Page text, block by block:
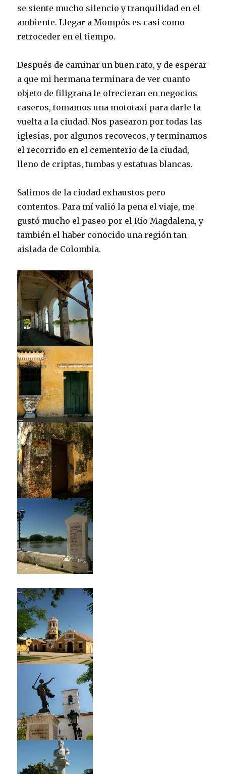
se siente mucho silencio y tranquilidad en el
ambiente. Llegar a Mompós es casi como
retroceder en el tiempo.
Después de caminar un buen rato, y de esperar
a que mi hermana terminara de ver cuanto
objeto de filigrana le ofrecieran en negocios
caseros, tomamos una mototaxi para darle la
vuelta a la ciudad. Nos pasearon por todas las
iglesias, por algunos recovecos, y terminamos
el recorrido en el cementerio de la ciudad,
lleno de criptas, tumbas y estatuas blancas.
Salimos de la ciudad exhaustos pero
contentos. Para mí valió la pena el viaje, me
gustó mucho el paseo por el Río Magdalena, y
también el haber conocido una región tan
aislada de Colombia.